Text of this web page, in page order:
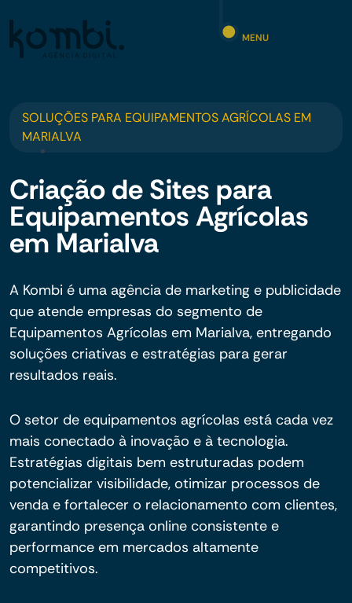
MENU
SOLUÇÕES PARA EQUIPAMENTOS AGRÍCOLAS EM
MARIALVA
Criação de Sites para
Equipamentos Agrícolas
em Marialva
A Kombi é uma agência de marketing e publicidade
que atende empresas do segmento de
Equipamentos Agrícolas em Marialva, entregando
soluções criativas e estratégias para gerar
resultados reais.
O setor de equipamentos agrícolas está cada vez
mais conectado à inovação e à tecnologia.
Estratégias digitais bem estruturadas podem
potencializar visibilidade, otimizar processos de
venda e fortalecer o relacionamento com clientes,
garantindo presença online consistente e
performance em mercados altamente
competitivos.